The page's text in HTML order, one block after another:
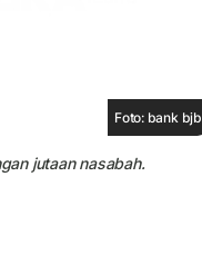
Foto: bank bjb
jutaan nasabah.